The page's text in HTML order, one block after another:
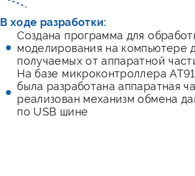
В ходе разработки:
Создана программа для
моделирования на компьютере
получаемых от аппаратной
На базе микроконтроллера
была разработана аппаратная
реализован механизм обмена
по USB шине